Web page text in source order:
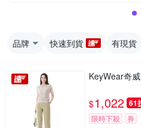
品牌 快速到貨 有現貨
KeyWear奇
$1,022 61
限時下殺 券